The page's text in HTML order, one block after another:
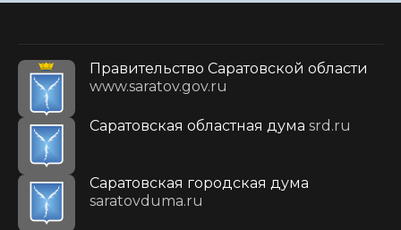
Правительство Саратовской области
www.saratov.gov.ru
Саратовская областная дума srd.ru
Саратовская городская дума
saratovduma.ru